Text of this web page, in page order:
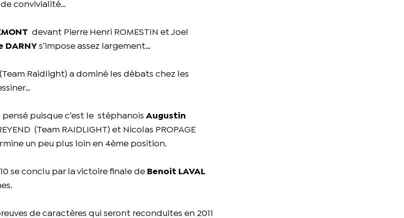
convivialité…
devant Pierre Henri ROMESTIN et Joel
DARNY s’impose assez largement…
(Team Raidlight) a dominé les débats chez les
puisque c’est le stéphanoisAugustin
(Team RAIDLIGHT) et Nicolas PROPAGE
un peu plus loin en 4ème position.
se conclu par la victoire finale de Benoit LAVAL
de caractères qui seront reconduites en 2011